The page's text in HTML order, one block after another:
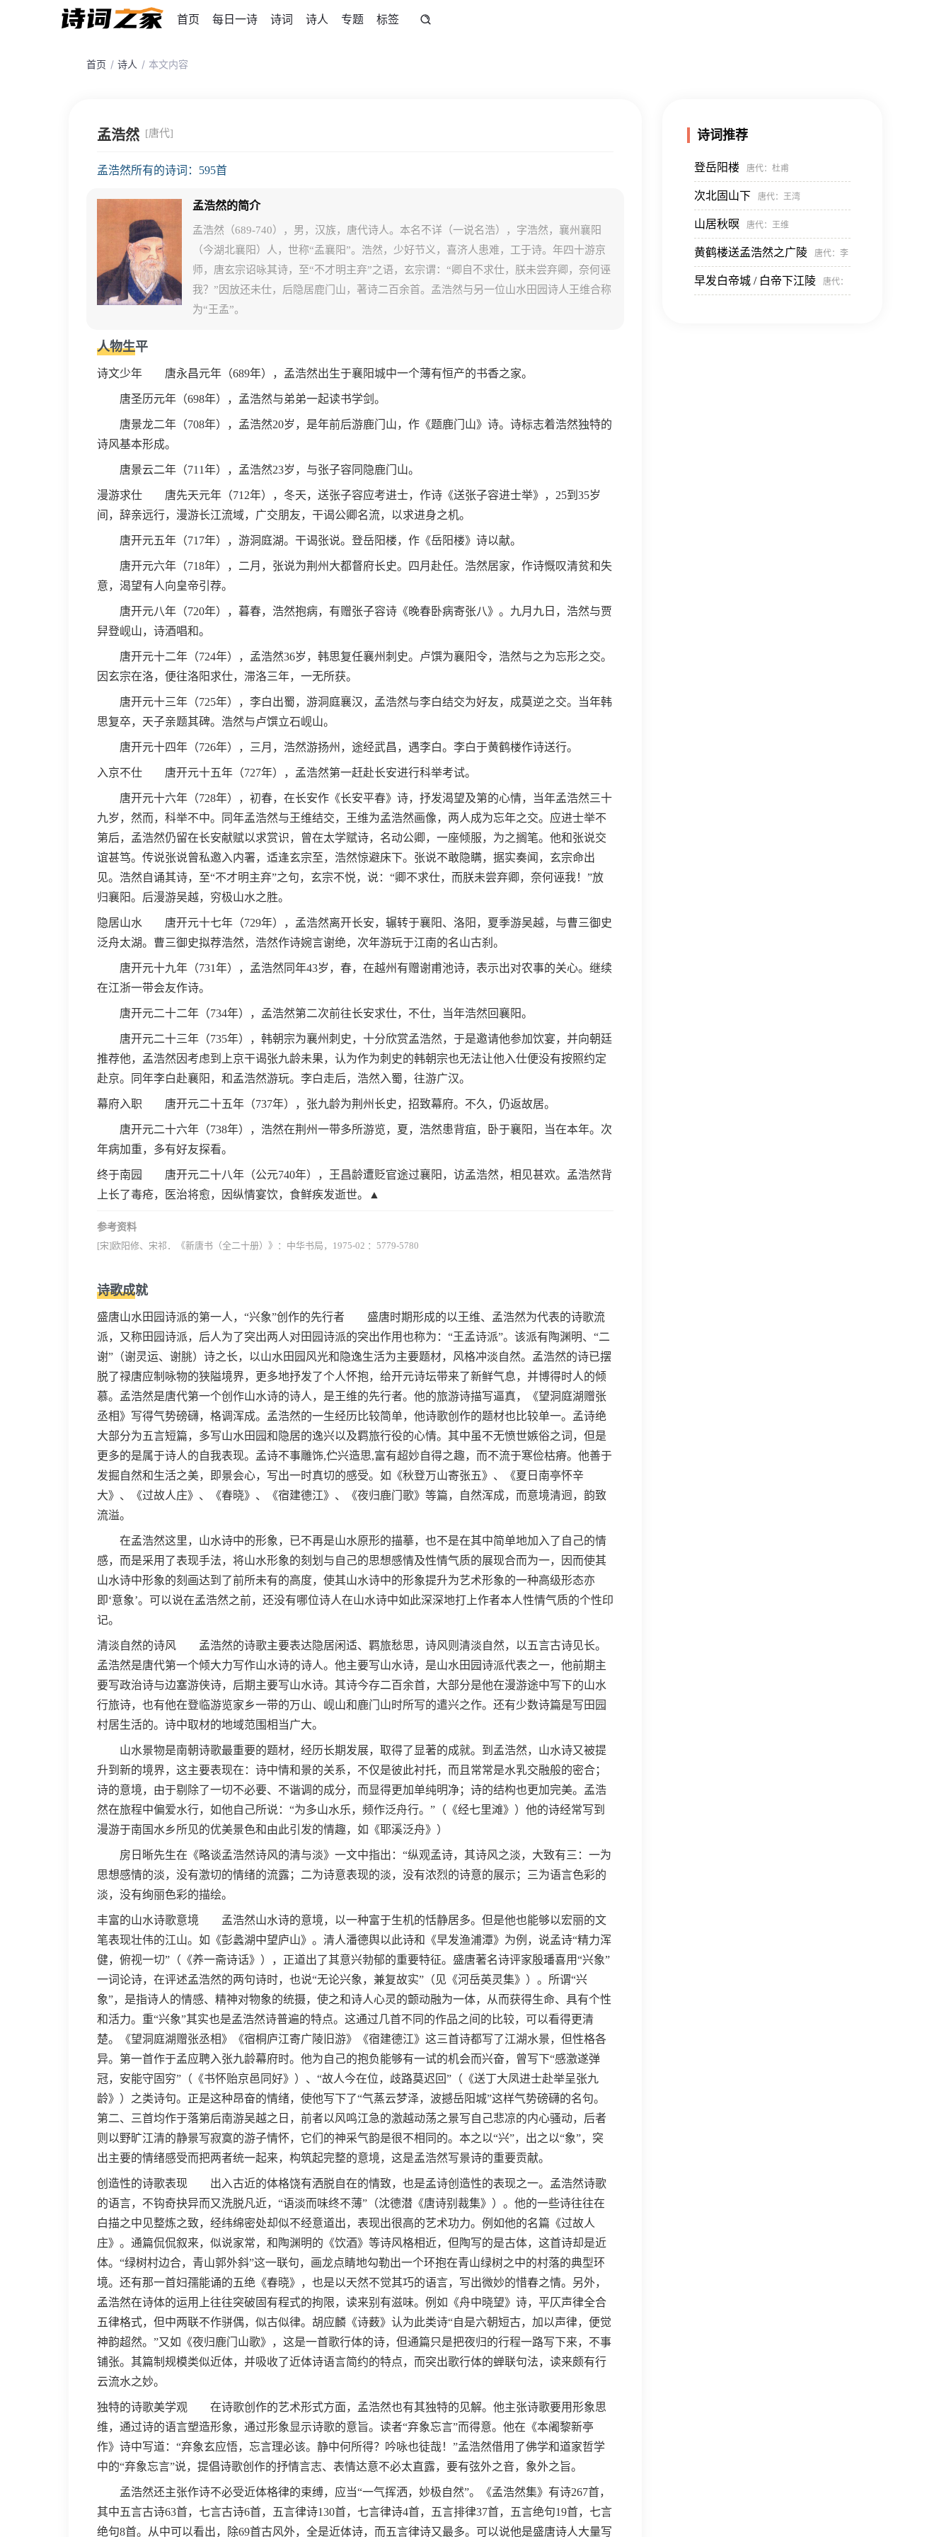
首页 每日一诗 诗词 诗人 专题 标签
首页 诗人 本文内容
孟浩然 [唐代]
孟浩然所有的诗词：595首
孟浩然的简介
孟浩然（689-740），男，汉族，唐代诗人。本名不详（一说名浩），字浩然，襄州襄阳
（今湖北襄阳）人，世称“孟襄阳”。浩然，少好节义，喜济人患难，工于诗。年四十游京
师，唐玄宗诏咏其诗，至“不才明主弃”之语，玄宗谓：“卿自不求仕，朕未尝弃卿，奈何诬
我？”因放还未仕，后隐居鹿门山，著诗二百余首。孟浩然与另一位山水田园诗人王维合称
为“王孟”。
人物生平
诗文少年 唐永昌元年（689年），孟浩然出生于襄阳城中一个薄有恒产的书香之家。
唐圣历元年（698年），孟浩然与弟弟一起读书学剑。
唐景龙二年（708年），孟浩然20岁，是年前后游鹿门山，作《题鹿门山》诗。诗标志着浩然独特的
诗风基本形成。
唐景云二年（711年），孟浩然23岁，与张子容同隐鹿门山。
漫游求仕 唐先天元年（712年），冬天，送张子容应考进士，作诗《送张子容进士举》，25到35岁
间，辞亲远行，漫游长江流域，广交朋友，干谒公卿名流，以求进身之机。
唐开元五年（717年），游洞庭湖。干谒张说。登岳阳楼，作《岳阳楼》诗以献。
唐开元六年（718年），二月，张说为荆州大都督府长史。四月赴任。浩然居家，作诗慨叹清贫和失
意，渴望有人向皇帝引荐。
唐开元八年（720年），暮春，浩然抱病，有赠张子容诗《晚春卧病寄张八》。九月九日，浩然与贾
舁登岘山，诗酒唱和。
唐开元十二年（724年），孟浩然36岁，韩思复任襄州刺史。卢馔为襄阳令，浩然与之为忘形之交。
因玄宗在洛，便往洛阳求仕，滞洛三年，一无所获。
唐开元十三年（725年），李白出蜀，游洞庭襄汉，孟浩然与李白结交为好友，成莫逆之交。当年韩
思复卒，天子亲题其碑。浩然与卢馔立石岘山。
唐开元十四年（726年），三月，浩然游扬州，途经武昌，遇李白。李白于黄鹤楼作诗送行。
入京不仕 唐开元十五年（727年），孟浩然第一赶赴长安进行科举考试。
唐开元十六年（728年），初春，在长安作《长安平春》诗，抒发渴望及第的心情，当年孟浩然三十
九岁，然而，科举不中。同年孟浩然与王维结交，王维为孟浩然画像，两人成为忘年之交。应进士举不
第后，孟浩然仍留在长安献赋以求赏识，曾在太学赋诗，名动公卿，一座倾服，为之搁笔。他和张说交
谊甚笃。传说张说曾私邀入内署，适逢玄宗至，浩然惊避床下。张说不敢隐瞒，据实奏闻，玄宗命出
见。浩然自诵其诗，至“不才明主弃”之句，玄宗不悦，说：“卿不求仕，而朕未尝弃卿，奈何诬我！”放
归襄阳。后漫游吴越，穷极山水之胜。
隐居山水 唐开元十七年（729年），孟浩然离开长安，辗转于襄阳、洛阳，夏季游吴越，与曹三御史
泛舟太湖。曹三御史拟荐浩然，浩然作诗婉言谢绝，次年游玩于江南的名山古刹。
唐开元十九年（731年），孟浩然同年43岁，春，在越州有赠谢甫池诗，表示出对农事的关心。继续
在江浙一带会友作诗。
唐开元二十二年（734年），孟浩然第二次前往长安求仕，不仕，当年浩然回襄阳。
唐开元二十三年（735年），韩朝宗为襄州刺史，十分欣赏孟浩然，于是邀请他参加饮宴，并向朝廷
推荐他，孟浩然因考虑到上京干谒张九龄未果，认为作为刺史的韩朝宗也无法让他入仕便没有按照约定
赴京。同年李白赴襄阳，和孟浩然游玩。李白走后，浩然入蜀，往游广汉。
幕府入职 唐开元二十五年（737年），张九龄为荆州长史，招致幕府。不久，仍返故居。
唐开元二十六年（738年），浩然在荆州一带多所游览，夏，浩然患背疽，卧于襄阳，当在本年。次
年病加重，多有好友探看。
终于南园 唐开元二十八年（公元740年），王昌龄遭贬官途过襄阳，访孟浩然，相见甚欢。孟浩然背
上长了毒疮，医治将愈，因纵情宴饮，食鲜疾发逝世。▲
参考资料
[宋]欧阳修、宋祁．《新唐书（全二十册）》：中华书局，1975-02 ：5779-5780
诗歌成就
盛唐山水田园诗派的第一人，“兴象”创作的先行者 盛唐时期形成的以王维、孟浩然为代表的诗歌流
派，又称田园诗派，后人为了突出两人对田园诗派的突出作用也称为：“王孟诗派”。该派有陶渊明、“二
谢”（谢灵运、谢朓）诗之长，以山水田园风光和隐逸生活为主要题材，风格冲淡自然。孟浩然的诗已摆
脱了禄唐应制咏物的狭隘境界，更多地抒发了个人怀抱，给开元诗坛带来了新鲜气息，并博得时人的倾
慕。孟浩然是唐代第一个创作山水诗的诗人，是王维的先行者。他的旅游诗描写逼真，《望洞庭湖赠张
丞相》写得气势磅礴，格调浑成。孟浩然的一生经历比较简单，他诗歌创作的题材也比较单一。孟诗绝
大部分为五言短篇，多写山水田园和隐居的逸兴以及羁旅行役的心情。其中虽不无愤世嫉俗之词，但是
更多的是属于诗人的自我表现。孟诗不事雕饰,伫兴造思,富有超妙自得之趣，而不流于寒俭枯瘠。他善于
发掘自然和生活之美，即景会心，写出一时真切的感受。如《秋登万山寄张五》、《夏日南亭怀辛
大》、《过故人庄》、《春晓》、《宿建德江》、《夜归鹿门歌》等篇，自然浑成，而意境清迥，韵致
流溢。
在孟浩然这里，山水诗中的形象，已不再是山水原形的描摹，也不是在其中简单地加入了自己的情
感，而是采用了表现手法，将山水形象的刻划与自己的思想感情及性情气质的展现合而为一，因而使其
山水诗中形象的刻画达到了前所未有的高度，使其山水诗中的形象提升为艺术形象的一种高级形态亦
即‘意象’。可以说在孟浩然之前，还没有哪位诗人在山水诗中如此深深地打上作者本人性情气质的个性印
记。
清淡自然的诗风 孟浩然的诗歌主要表达隐居闲适、羁旅愁思，诗风则清淡自然，以五言古诗见长。
孟浩然是唐代第一个倾大力写作山水诗的诗人。他主要写山水诗，是山水田园诗派代表之一，他前期主
要写政治诗与边塞游侠诗，后期主要写山水诗。其诗今存二百余首，大部分是他在漫游途中写下的山水
行旅诗，也有他在登临游览家乡一带的万山、岘山和鹿门山时所写的遣兴之作。还有少数诗篇是写田园
村居生活的。诗中取材的地域范围相当广大。
山水景物是南朝诗歌最重要的题材，经历长期发展，取得了显著的成就。到孟浩然，山水诗又被提
升到新的境界，这主要表现在：诗中情和景的关系，不仅是彼此衬托，而且常常是水乳交融般的密合；
诗的意境，由于剔除了一切不必要、不谐调的成分，而显得更加单纯明净；诗的结构也更加完美。孟浩
然在旅程中偏爱水行，如他自己所说：“为多山水乐，频作泛舟行。”（《经七里滩》）他的诗经常写到
漫游于南国水乡所见的优美景色和由此引发的情趣，如《耶溪泛舟》）
房日晰先生在《略谈孟浩然诗风的清与淡》一文中指出：“纵观孟诗，其诗风之淡，大致有三：一为
思想感情的淡，没有激切的情绪的流露；二为诗意表现的淡，没有浓烈的诗意的展示；三为语言色彩的
淡，没有绚丽色彩的描绘。
丰富的山水诗歌意境 孟浩然山水诗的意境，以一种富于生机的恬静居多。但是他也能够以宏丽的文
笔表现壮伟的江山。如《彭蠡湖中望庐山》。清人潘德舆以此诗和《早发渔浦潭》为例，说孟诗“精力浑
健，俯视一切”（《养一斋诗话》），正道出了其意兴勃郁的重要特征。盛唐著名诗评家殷璠喜用“兴象”
一词论诗，在评述孟浩然的两句诗时，也说“无论兴象，兼复故实”（见《河岳英灵集》）。所谓“兴
象”，是指诗人的情感、精神对物象的统摄，使之和诗人心灵的颤动融为一体，从而获得生命、具有个性
和活力。重“兴象”其实也是孟浩然诗普遍的特点。这通过几首不同的作品之间的比较，可以看得更清
楚。《望洞庭湖赠张丞相》《宿桐庐江寄广陵旧游》《宿建德江》这三首诗都写了江湖水景，但性格各
异。第一首作于孟应聘入张九龄幕府时。他为自己的抱负能够有一试的机会而兴奋，曾写下“感激遂弹
冠，安能守固穷”（《书怀贻京邑同好》）、“故人今在位，歧路莫迟回”（《送丁大凤进士赴举呈张九
龄》）之类诗句。正是这种昂奋的情绪，使他写下了“气蒸云梦泽，波撼岳阳城”这样气势磅礴的名句。
第二、三首均作于落第后南游吴越之日，前者以风鸣江急的激越动荡之景写自己悲凉的内心骚动，后者
则以野旷江清的静景写寂寞的游子情怀，它们的神采气韵是很不相同的。本之以“兴”，出之以“象”，突
出主要的情绪感受而把两者统一起来，构筑起完整的意境，这是孟浩然写景诗的重要贡献。
创造性的诗歌表现 出入古近的体格饶有洒脱自在的情致，也是孟诗创造性的表现之一。孟浩然诗歌
的语言，不钩奇抉异而又洗脱凡近，“语淡而味终不薄”（沈德潜《唐诗别裁集》）。他的一些诗往往在
白描之中见整炼之致，经纬绵密处却似不经意道出，表现出很高的艺术功力。例如他的名篇《过故人
庄》。通篇侃侃叙来，似说家常，和陶渊明的《饮酒》等诗风格相近，但陶写的是古体，这首诗却是近
体。“绿树村边合，青山郭外斜”这一联句，画龙点睛地勾勒出一个环抱在青山绿树之中的村落的典型环
境。还有那一首妇孺能诵的五绝《春晓》，也是以天然不觉其巧的语言，写出微妙的惜春之情。另外，
孟浩然在诗体的运用上往往突破固有程式的拘限，读来别有滋味。例如《舟中晓望》诗，平仄声律全合
五律格式，但中两联不作骈偶，似古似律。胡应麟《诗薮》认为此类诗“自是六朝短古，加以声律，便觉
神韵超然。”又如《夜归鹿门山歌》，这是一首歌行体的诗，但通篇只是把夜归的行程一路写下来，不事
铺张。其篇制规模类似近体，并吸收了近体诗语言简约的特点，而突出歌行体的蝉联句法，读来颇有行
云流水之妙。
独特的诗歌美学观 在诗歌创作的艺术形式方面，孟浩然也有其独特的见解。他主张诗歌要用形象思
维，通过诗的语言塑造形象，通过形象显示诗歌的意旨。读者“弃象忘言”而得意。他在《本阇黎新亭
作》诗中写道：“弃象玄应悟，忘言理必该。静中何所得？吟咏也徒哉！”孟浩然借用了佛学和道家哲学
中的“弃象忘言”说，提倡诗歌创作的抒情言志、表情达意不必太直露，要有弦外之音，象外之旨。
孟浩然还主张作诗不必受近体格律的束缚，应当“一气挥洒，妙极自然”。《孟浩然集》有诗267首，
其中五言古诗63首，七言古诗6首，五言律诗130首，七言律诗4首，五言排律37首，五言绝句19首，七言
绝句8首。从中可以看出，除69首古风外，全是近体诗，而五言律诗又最多。可以说他是盛唐诗人大量写
诗词推荐
登岳阳楼 唐代：杜甫
次北固山下 唐代：王湾
山居秋暝 唐代：王维
黄鹤楼送孟浩然之广陵 唐代：李
白
早发白帝城 / 白帝下江陵 唐代：